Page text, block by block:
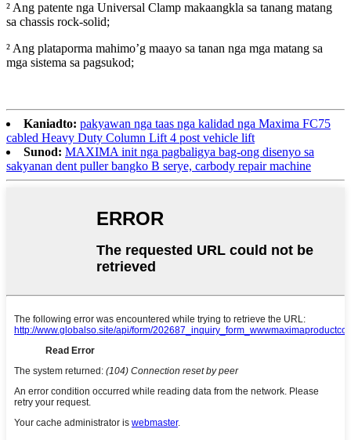
² Ang patente nga Universal Clamp makaangkla sa tanang matang
sa chassis rock-solid;
² Ang plataporma mahimo’g maayo sa tanan nga mga matang sa
mga sistema sa pagsukod;
Kaniadto: pakyawan nga taas nga kalidad nga Maxima FC75
cabled Heavy Duty Column Lift 4 post vehicle lift
Sunod: MAXIMA init nga pagbaligya bag-ong disenyo sa
sakyanan dent puller bangko B serye, carbody repair machine